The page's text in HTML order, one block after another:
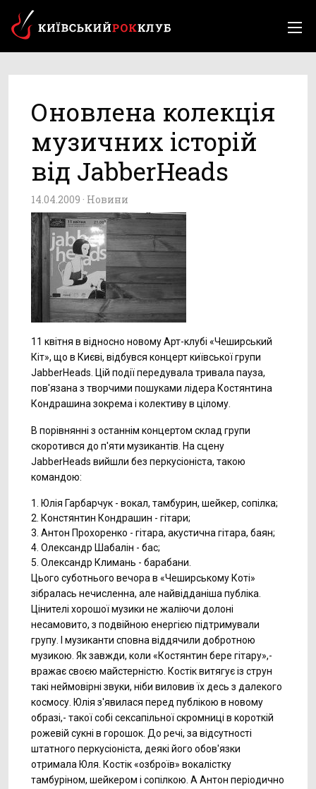
Оновлена колекція
музичних історій
від JabberHeads
14.04.2009 · Новини
11 квітня в відносно новому Арт-клубі «Чеширський
Кіт», що в Києві, відбувся концерт київської групи
JabberHeads. Цій події передувала тривала пауза,
пов'язана з творчими пошуками лідера Костянтина
Кондрашина зокрема і колективу в цілому.
В порівнянні з останнім концертом склад групи
скоротився до п'яти музикантів. На сцену
JabberHeads вийшли без перкусіоніста, такою
командою:
1. Юлія Гарбарчук - вокал, тамбурин, шейкер, сопілка;
2. Констянтин Кондрашин - гітари;
3. Антон Прохоренко - гітара, акустична гітара, баян;
4. Олександр Шабалін - бас;
5. Олександр Климань - барабани.
Цього суботнього вечора в «Чеширському Коті»
зібралась нечисленна, але найвідданіша публіка.
Цінителі хорошої музики не жаліючи долоні
несамовито, з подвійною енергією підтримували
групу. І музиканти сповна віддячили добротною
музикою. Як завжди, коли «Костянтин бере гітару»,-
вражає своєю майстерністю. Костік витягує із струн
такі неймовірні звуки, ніби виловив їх десь з далекого
космосу. Юлія з'явилася перед публікою в новому
образі,- такої собі сексапільної скромниці в короткій
рожевій сукні в горошок. До речі, за відсутності
штатного перкусіоніста, деякі його обов'язки
отримала Юля. Костік «озброїв» вокалістку
тамбуріном, шейкером і сопілкою. А Антон періодично